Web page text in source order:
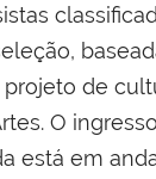
projeto de
O
está em